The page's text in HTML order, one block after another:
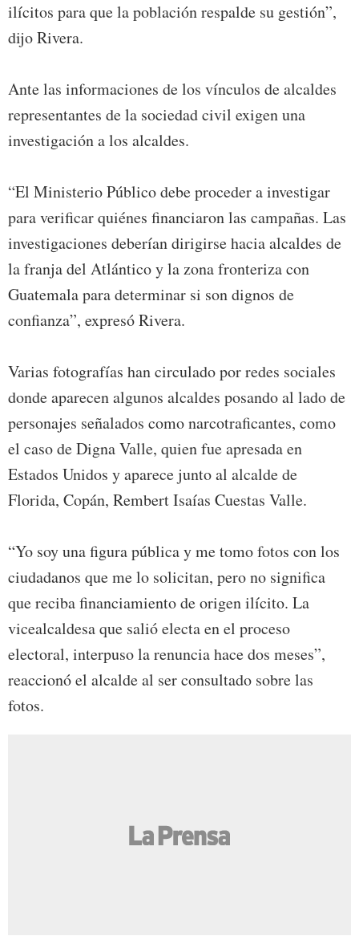
ilícitos para que la población respalde su gestión”,
dijo Rivera.
Ante las informaciones de los vínculos de alcaldes
representantes de la sociedad civil exigen una
investigación a los alcaldes.
“El Ministerio Público debe proceder a investigar
para verificar quiénes financiaron las campañas. Las
investigaciones deberían dirigirse hacia alcaldes de
la franja del Atlántico y la zona fronteriza con
Guatemala para determinar si son dignos de
confianza”, expresó Rivera.
Varias fotografías han circulado por redes sociales
donde aparecen algunos alcaldes posando al lado de
personajes señalados como narcotraficantes, como
el caso de Digna Valle, quien fue apresada en
Estados Unidos y aparece junto al alcalde de
Florida, Copán, Rembert Isaías Cuestas Valle.
“Yo soy una figura pública y me tomo fotos con los
ciudadanos que me lo solicitan, pero no significa
que reciba financiamiento de origen ilícito. La
vicealcaldesa que salió electa en el proceso
electoral, interpuso la renuncia hace dos meses”,
reaccionó el alcalde al ser consultado sobre las
fotos.